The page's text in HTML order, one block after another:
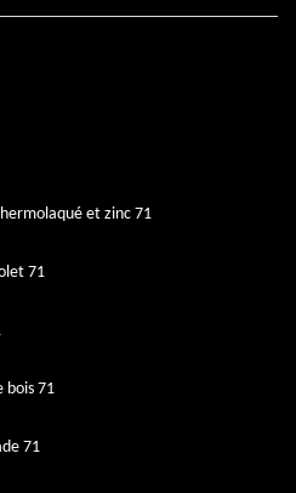
et zinc 71
71
bois 71
71